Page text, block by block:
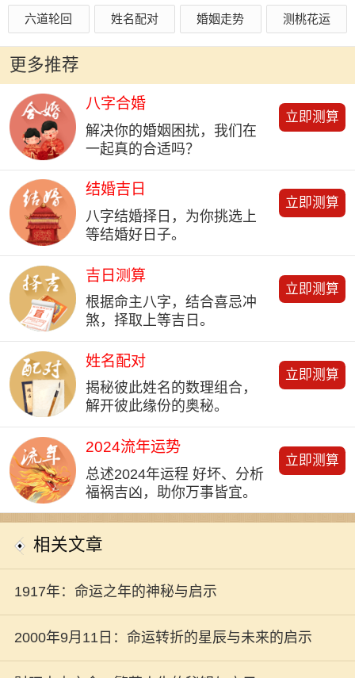
六道轮回 姓名配对 婚姻走势 测桃花运
更多推荐
八字合婚
解决你的婚姻困扰，我们在
一起真的合适吗？
立即测算
结婚吉日
八字结婚择日，为你挑选上
等结婚好日子。
立即测算
吉日测算
根据命主八字，结合喜忌冲
煞，择取上等吉日。
立即测算
姓名配对
揭秘彼此姓名的数理组合，
解开彼此缘份的奥秘。
立即测算
2024流年运势
总述2024年运程 好坏、分析
福祸吉凶，助你万事皆宜。
立即测算
相关文章
1917年：命运之年的神秘与启示
2000年9月11日：命运转折的星辰与未来的启示